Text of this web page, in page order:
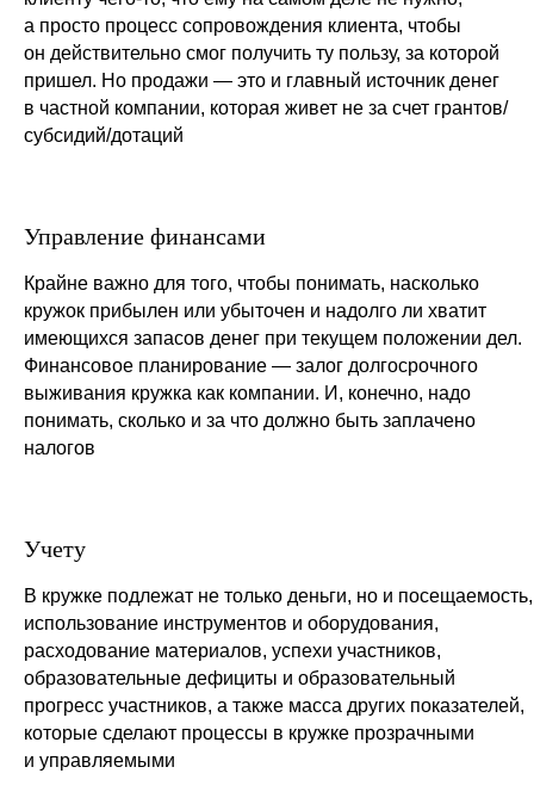
а просто процесс сопровождения клиента, чтобы
он действительно смог получить ту пользу, за которой
пришел. Но продажи — это и главный источник денег
в частной компании, которая живет не за счет грантов/
субсидий/дотаций
Управление финансами
Крайне важно для того, чтобы понимать, насколько
кружок прибылен или убыточен и надолго ли хватит
имеющихся запасов денег при текущем положении дел.
Финансовое планирование — залог долгосрочного
выживания кружка как компании. И, конечно, надо
понимать, сколько и за что должно быть заплачено
налогов
Учету
В кружке подлежат не только деньги, но и посещаемость,
использование инструментов и оборудования,
расходование материалов, успехи участников,
образовательные дефициты и образовательный
прогресс участников, а также масса других показателей,
которые сделают процессы в кружке прозрачными
и управляемыми